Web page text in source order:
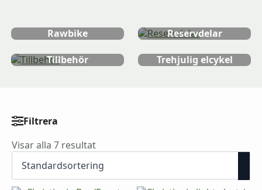
Rawbike
Reservdelar
Tillbehör Trehjulig elcykel
Filtrera
Prisfilter
Visar alla 7 resultat